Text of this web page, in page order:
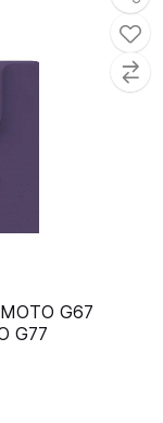
G67
G77